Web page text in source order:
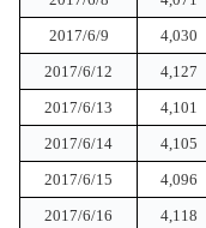
2017/6/9
4,030
2017/6/12
4,127
2017/6/13
4,101
2017/6/14
4,105
2017/6/15
4,096
2017/6/16
4,118